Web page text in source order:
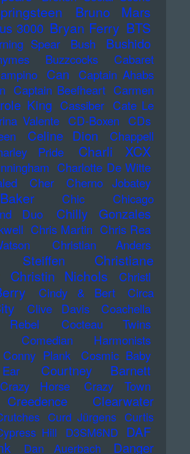
Bruno Mars
3000 Bryan Ferry BTS
Spear Bush Bushido
Buzzcocks
Cabaret
Can
Captain Ahabs
Captain Beefheart Carmen
King Cassiber Cate Le
Valente CD-Boxen
CDs
Celine Dion
Chappell
Pride Charli XCX
Charlotte De Witte
Cher Cherno Jobatey
Chic
Chicago
Duo
Chilly Gonzales
Chris Martin Chris Rea
Christian Anders
Steiffen
Christiane
Christin Nichols Christl
Cindy & Bert
Circa
Clive Davis
Coachella
Cocteau Twins
Comedian Harmonists
Conny Plank
Cosmic Baby
Courtney Barnett
Crazy Horse Crazy Town
Creedence Clearwater
Curd Jürgens Curtis
Hill D3SM6ND DAF
Dan Auerbach
Danger